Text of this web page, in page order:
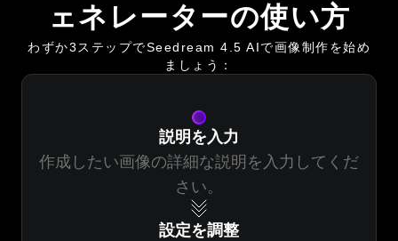
ェネレーターの使い方
わずか3ステップでSeedream 4.5 AIで画像制作を始め
ましょう：
説明を入力
作成したい画像の詳細な説明を入力してくだ
さい。
設定を調整